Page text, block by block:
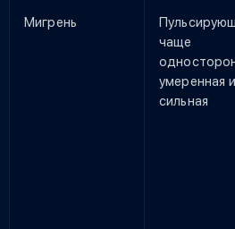
Мигрень
чаще
умеренная
сильная